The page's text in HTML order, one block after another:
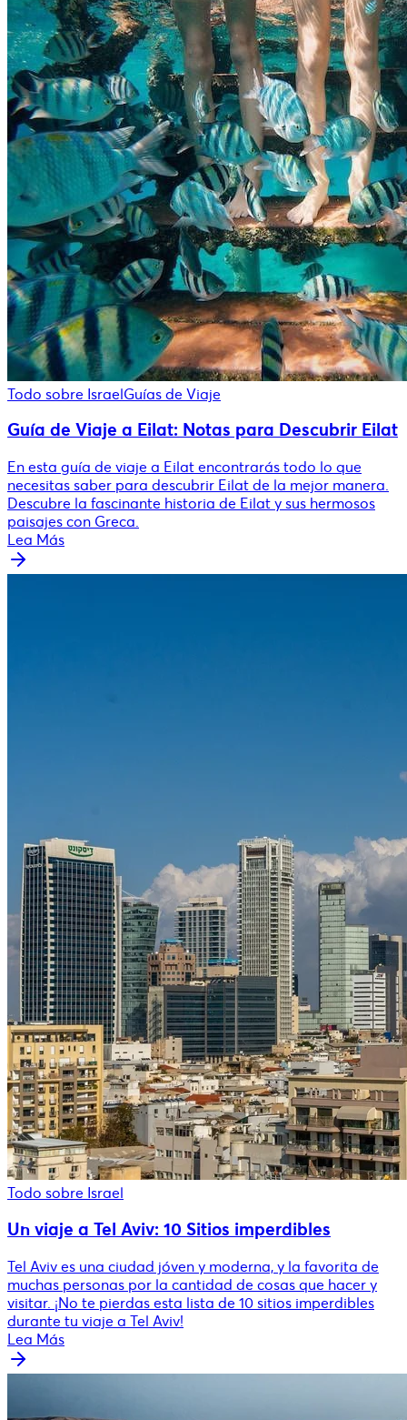
Todo sobre IsraelGuías de Viaje
Guía de Viaje a Eilat: Notas para Descubrir Eilat
En esta guía de viaje a Eilat encontrarás todo lo que
necesitas saber para descubrir Eilat de la mejor manera.
Descubre la fascinante historia de Eilat y sus hermosos
paisajes con Greca.
Lea Más
Todo sobre Israel
Un viaje a Tel Aviv: 10 Sitios imperdibles
Tel Aviv es una ciudad jóven y moderna, y la favorita de
muchas personas por la cantidad de cosas que hacer y
visitar. ¡No te pierdas esta lista de 10 sitios imperdibles
durante tu viaje a Tel Aviv!
Lea Más